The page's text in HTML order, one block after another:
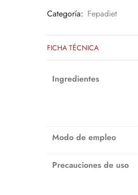
Categoría: Fepadiet
FICHA TÉCNICA
Ingredientes
Modo de empleo
Precauciones de uso